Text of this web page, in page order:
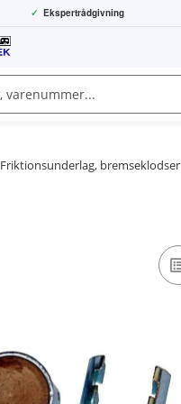
✓ Ekspertrådgivning
Friktionsunderlag, bremseklodser